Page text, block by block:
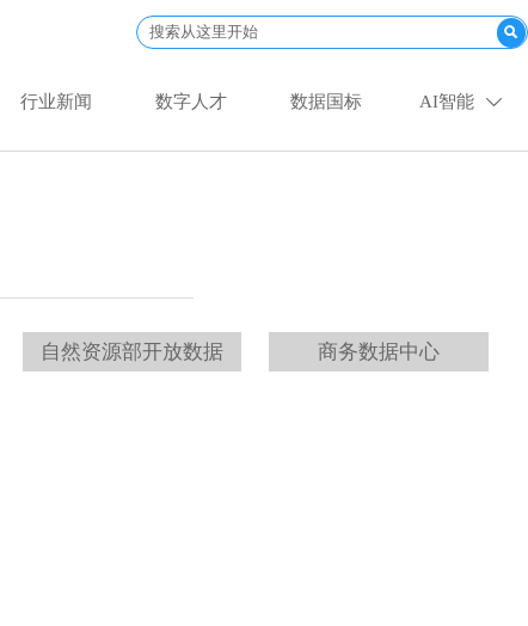

行业新闻 数字人才 数据国标 AI智能 
自然资源部开放数据 商务数据中心